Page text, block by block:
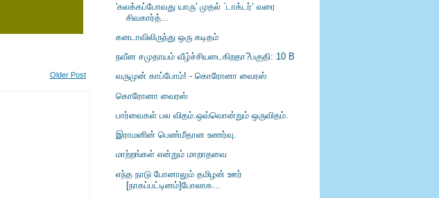
Older Post
'கலக்கப்போவது யாரு' முதல் `டாக்டர்’ வரை
சிவகார்த்...
கனடாவிலிருந்து ஒரு கடிதம்
நவீன சமுதாயம் வீழ்ச்சியடைகிறதா?பகுதி: 10 B
வருமுன் காப்போம்! - கொரோனா வைரஸ்
கொரோனா வைரஸ்
பார்வைகள் பல விதம்.ஒவ்வொன்றும் ஒருவிதம்.
இராமனின் பெண்மீதான உணர்வு.
மாற்றங்கள் என்றும் மாறாதவை
எந்த நாடு போனாலும் தமிழன் ஊர்
[நாகப்பட்டினம்]போலாக...